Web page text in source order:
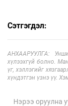
Сэтгэгдэл:
АНХААРУУЛГА:
хүлээхгүй болно.
үг, хэллэгийг
хүндэтгэн үзнэ үү.